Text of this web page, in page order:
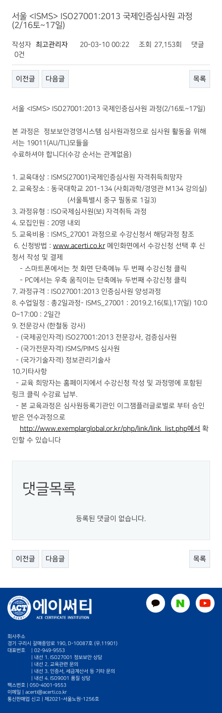
서울 <ISMS> ISO27001:2013 국제인증심사원 과정
(2/16토~17일)
작성자 최고관리자 20-03-10 00:22 조회 27,153회
댓글
0건
이전글 다음글 목록
서울 <ISMS> ISO27001:2013 국제인증심사원 과정(2/16토~17일)
본 과정은 정보보안경영시스템 심사원과정으로 심사원 활동을 위해
서는 19011(AU/TL)모듈을
수료하셔야 합니다(수강 순서는 관계없음)
1. 교육대상 : ISMS(27001)국제인증심사원 자격취득희망자
2. 교육장소 : 동국대학교 201-134 (사회과학/경영관 M134 강의실)
(서울특별시 중구 필동로 1길3)
3. 과정유형 : ISO국제심사원(보) 자격취득 과정
4. 모집인원 : 20명 내외
5. 교육비용 : ISMS_27001 과정으로 수강신청서 해당과정 참조
6. 신청방법 : www.acerti.co.kr메인화면에서 수강신청 선택 후 신
청서 작성 및 결제
- 스마트폰에서는 첫 화면 단축메뉴 두 번째 수강신청 클릭
- PC에서는 우축 움직이는 단축메뉴 두번째 수강신청 클릭
7. 과정규격 : ISO27001:2013 인증심사원 양성과정
8. 수업일정 : 총2일과정- ISMS_27001 : 2019.2.16(토),17(일) 10:0
0~17:00 : 2일간
9. 전문강사 (한철동 강사)
- (국제공인자격) ISO27001:2013 전문강사, 검증심사원
- (국가전문자격) ISMS/PIMS 심사원
- (국가기술자격) 정보관리기술사
10.기타사항
- 교육 희망자는 홈페이지에서 수강신청 작성 및 과정명에 포함된
링크 클릭 수강료 납부.
- 본 교육과정은 심사원등록기관인 이그잼플러글로벌로 부터 승인
받은 연수과정으로
http://www.exemplarglobal.or.kr/php/link/link_list.php에서 확
인할 수 있습니다
댓글목록
등록된 댓글이 없습니다.
이전글 다음글 목록
회사주소
경기 구리시 갈매중앙로 190, D-10087호 (우.11901)
대표번호
02-949-9553
| 내선 1. ISO27001 정보보안 상담
| 내선 2. 교육관련 문의
| 내선 3. 인증서, 세금계산서 등 기타 문의
| 내선 4. ISO9001 품질 상담
팩스번호 | 050-4001-9553
이메일 | acerti@acerti.co.kr
통신판매업 신고 | 제2021-서울노원-1256호